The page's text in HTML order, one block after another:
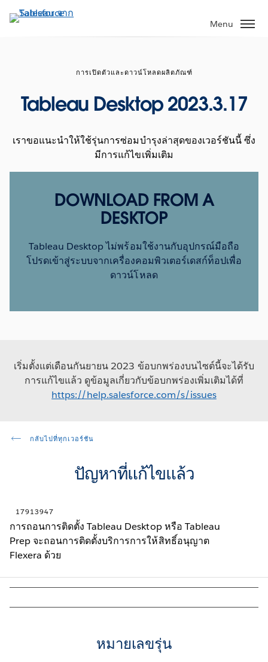
ไป
Menu
การเปิดตัวและดาวน์โหลดผลิตภัณฑ์
Tableau Desktop 2023.3.17
เราขอแนะนำให้ใช้รุ่นการซ่อมบำรุงล่าสุดของเวอร์ชันนี้ ซึ่ง
มีการแก้ไขเพิ่มเติม
DOWNLOAD FROM A
DESKTOP
Tableau Desktop ไม่พร้อมใช้งานกับอุปกรณ์มือถือ
โปรดเข้าสู่ระบบจากเครื่องคอมพิวเตอร์เดสก์ท็อปเพื่อ
ดาวน์โหลด
เริ่มตั้งแต่เดือนกันยายน 2023 ข้อบกพร่องบนไซต์นี้จะได้รับ
การแก้ไขแล้ว ดูข้อมูลเกี่ยวกับข้อบกพร่องเพิ่มเติมได้ที่
https://help.salesforce.com/s/issues
กลับไปที่ทุกเวอร์ชัน
ปัญหาที่แก้ไขแล้ว
17913947
การถอนการติดตั้ง Tableau Desktop หรือ Tableau
Prep จะถอนการติดตั้งบริการการให้สิทธิ์อนุญาต
Flexera ด้วย
หมายเลขรุ่น